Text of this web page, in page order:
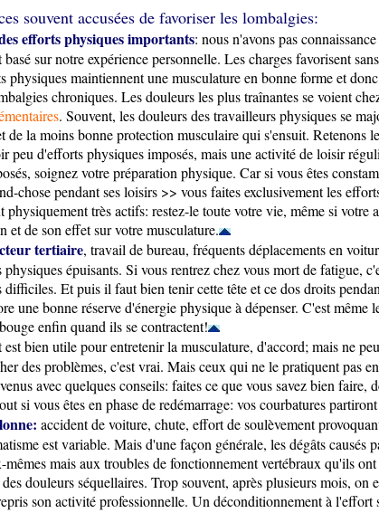
souvent accusées de favoriser les lombalgies:
efforts physiques importants: nous n'avons pas
sur notre expérience personnelle. Les charges favorisent
physiques maintiennent une musculature en bonne forme et
chroniques. Les douleurs les plus traînantes se voient
. Souvent, les douleurs des travailleurs physiques se
de la moins bonne protection musculaire qui s'ensuit. Retenons
peu d'efforts physiques imposés, mais une activité de loisir
soignez votre préparation physique. Car si vous êtes
chose pendant ses loisirs >> vous faites exclusivement les
très actifs: restez-le toute votre vie, même si
et de son effet sur votre musculature.
tertiaire, travail de bureau, fréquents déplacements en
épuisants. Si vous rentrez chez vous mort de fatigue,
Et puis il faut bien tenir cette tête et ce dos droits
une bonne réserve d'énergie physique à dépenser. C'est
enfin quand ils se contractent!
est bien utile pour entretenir la musculature, d'accord; mais ne
des problèmes, c'est vrai. Mais ceux qui ne le pratiquent pas
avec quelques conseils: faites ce que vous savez bien
si vous êtes en phase de redémarrage: vos courbatures
accident de voiture, chute, effort de soulèvement
est variable. Mais d'une façon générale, les dégâts
mais aux troubles de fonctionnement vertébraux qu'ils
douleurs séquellaires. Trop souvent, après plusieurs mois,
son activité professionnelle. Un déconditionnement à